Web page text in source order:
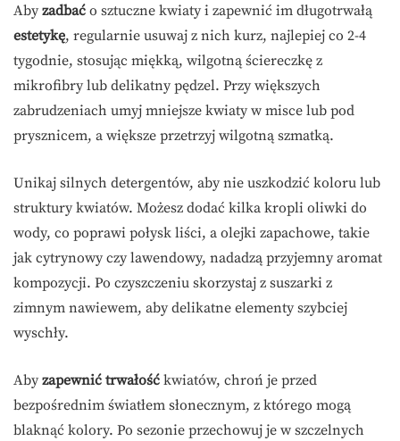
Aby zadbać o sztuczne kwiaty i zapewnić im długotrwałą
estetykę, regularnie usuwaj z nich kurz, najlepiej co 2-4
tygodnie, stosując miękką, wilgotną ściereczkę z
mikrofibry lub delikatny pędzel. Przy większych
zabrudzeniach umyj mniejsze kwiaty w misce lub pod
prysznicem, a większe przetrzyj wilgotną szmatką.
Unikaj silnych detergentów, aby nie uszkodzić koloru lub
struktury kwiatów. Możesz dodać kilka kropli oliwki do
wody, co poprawi połysk liści, a olejki zapachowe, takie
jak cytrynowy czy lawendowy, nadadzą przyjemny aromat
kompozycji. Po czyszczeniu skorzystaj z suszarki z
zimnym nawiewem, aby delikatne elementy szybciej
wyschły.
Aby zapewnić trwałość kwiatów, chroń je przed
bezpośrednim światłem słonecznym, z którego mogą
blaknąć kolory. Po sezonie przechowuj je w szczelnych